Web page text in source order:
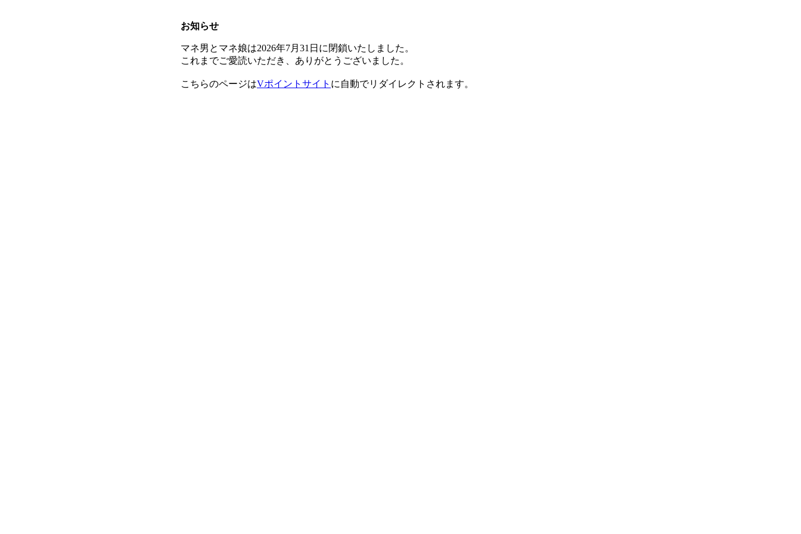
お知らせ
マネ男とマネ娘は2026年7月31日に閉鎖いたしました。
これまでご愛読いただき、ありがとうございました。
こちらのページはVポイントサイト に自動でリダイレクトされます。